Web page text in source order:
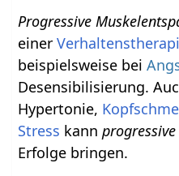
Progressive
einer
beispielsweise bei
Desensibilisierung.
Hypertonie,
Stress kann
Erfolge bringen.